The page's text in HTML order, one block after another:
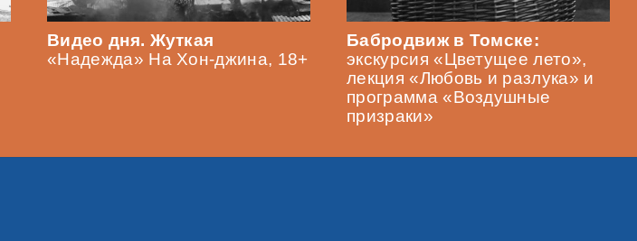
Видео дня. Жуткая
«Надежда» На Хон-джина, 18+
Бабродвиж в Томске:
экскурсия «Цветущее лето»,
лекция «Любовь и разлука» и
программа «Воздушные
призраки»